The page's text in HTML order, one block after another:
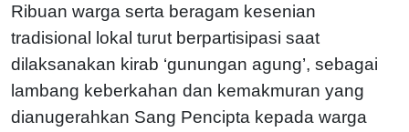
Ribuan warga serta beragam kesenian
tradisional lokal turut berpartisipasi saat
dilaksanakan kirab ‘gunungan agung’, sebagai
lambang keberkahan dan kemakmuran yang
dianugerahkan Sang Pencipta kepada warga